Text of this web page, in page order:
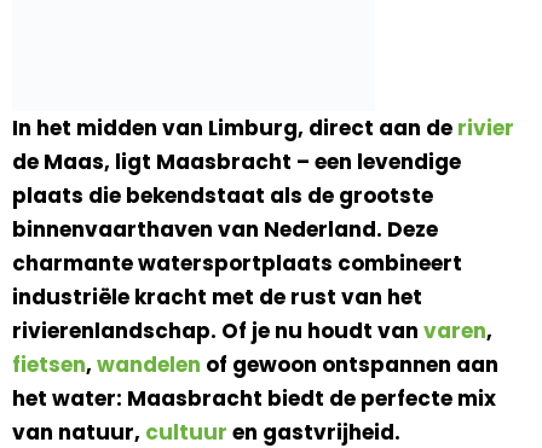
In het midden van Limburg, direct aan de rivier
de Maas, ligt Maasbracht – een levendige
plaats die bekendstaat als de grootste
binnenvaarthaven van Nederland. Deze
charmante watersportplaats combineert
industriële kracht met de rust van het
rivierenlandschap. Of je nu houdt van varen,
fietsen, wandelen of gewoon ontspannen aan
het water: Maasbracht biedt de perfecte mix
van natuur, cultuur en gastvrijheid.